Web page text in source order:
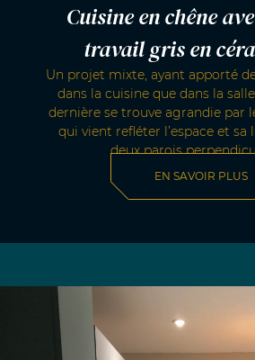
Cuisine en chêne
travail gris en
Un projet mixte, ayant apporté
dans la cuisine que dans la
dernière se trouve agrandie par
qui vient refléter l’espace et sa
deux parois
EN SAVOIR PLUS